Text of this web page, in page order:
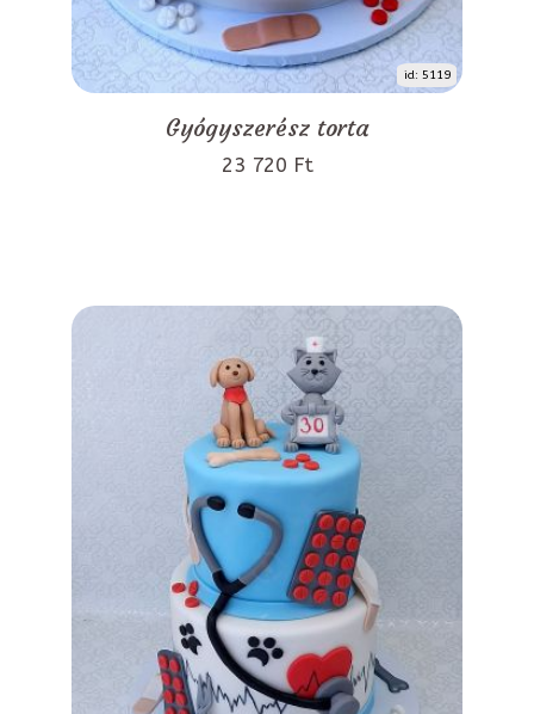
id: 5119
Gyógyszerész torta
23 720 Ft